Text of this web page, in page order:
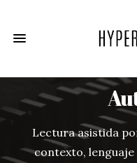
Lectura asistida
contexto, lenguaje